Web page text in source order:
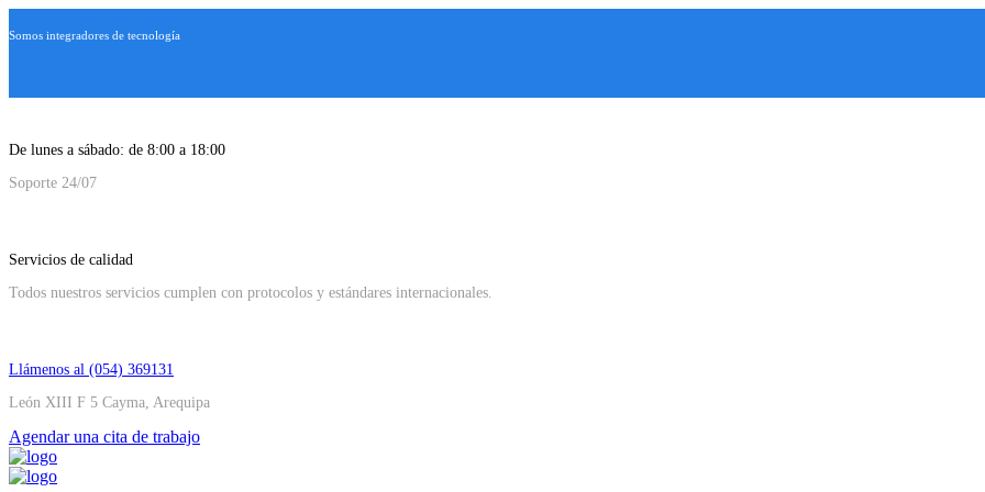
Somos integradores de tecnología
De lunes a sábado: de 8:00 a 18:00
Soporte 24/07
Servicios de calidad
Todos nuestros servicios cumplen con protocolos y estándares internacionales.
Llámenos al (054) 369131
León XIII F 5 Cayma, Arequipa
Agendar una cita de trabajo